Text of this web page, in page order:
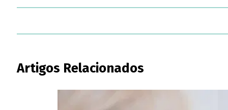
Artigos Relacionados